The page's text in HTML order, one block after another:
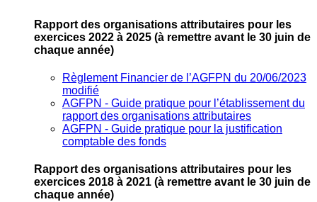
Rapport des organisations attributaires pour les
exercices 2022 à 2025 (à remettre avant le 30 juin de
chaque année)
Règlement Financier de l’AGFPN du 20/06/2023
modifié
AGFPN ‐ Guide pratique pour l’établissement du
rapport des organisations attributaires
AGFPN ‐ Guide pratique pour la justification
comptable des fonds
Rapport des organisations attributaires pour les
exercices 2018 à 2021 (à remettre avant le 30 juin de
chaque année)